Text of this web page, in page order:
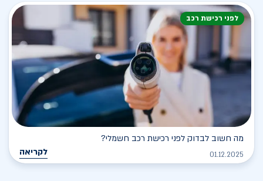
לפני רכישת רכב
מה חשוב לבדוק לפני רכישת רכב חשמלי?
01.12.2025 לקריאה